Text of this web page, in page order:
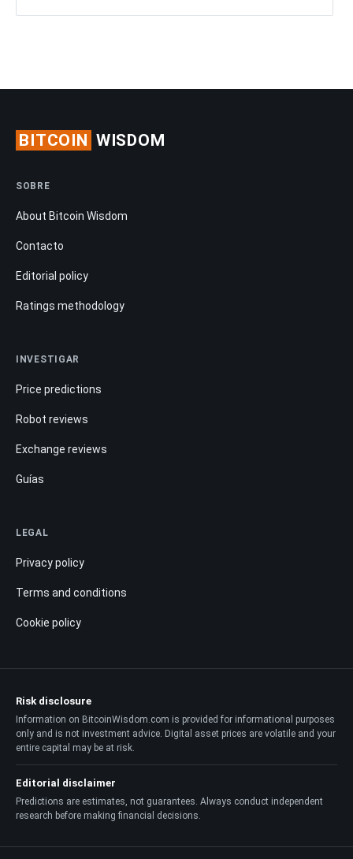
BITCOIN WISDOM
SOBRE
About Bitcoin Wisdom
Contacto
Editorial policy
Ratings methodology
INVESTIGAR
Price predictions
Robot reviews
Exchange reviews
Guías
LEGAL
Privacy policy
Terms and conditions
Cookie policy
Risk disclosure
Information on BitcoinWisdom.com is provided for informational purposes
only and is not investment advice. Digital asset prices are volatile and your
entire capital may be at risk.
Editorial disclaimer
Predictions are estimates, not guarantees. Always conduct independent
research before making financial decisions.